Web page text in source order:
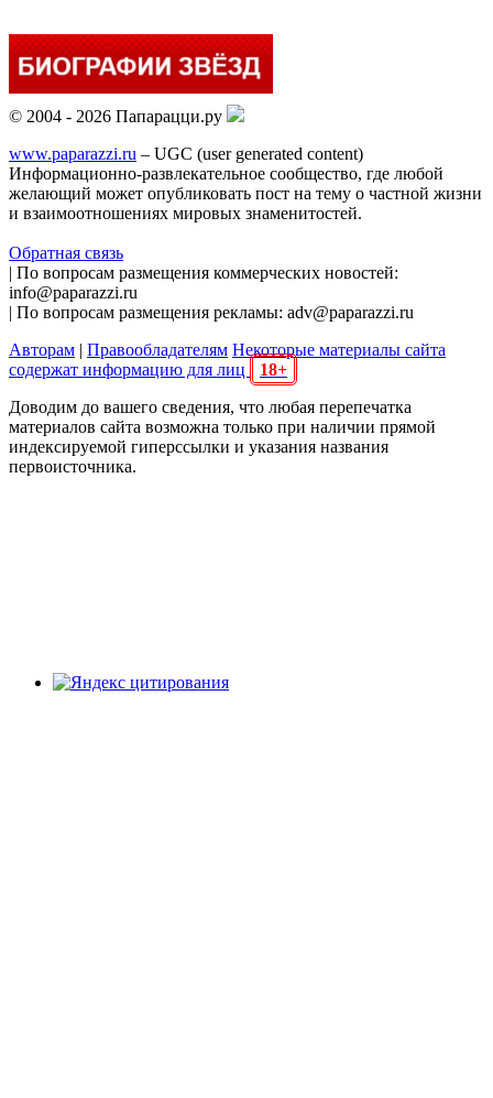
© 2004 - 2026 Папарацци.ру
www.paparazzi.ru – UGC (user generated content)
Информационно-развлекательное сообщество, где любой
желающий может опубликовать пост на тему о частной жизни
и взаимоотношениях мировых знаменитостей.
Обратная связь
| По вопросам размещения коммерческих новостей:
info@paparazzi.ru
| По вопросам размещения рекламы: adv@paparazzi.ru
Авторам | Правообладателям Некоторые материалы сайта
содержат информацию для лиц
18+
Доводим до вашего сведения, что любая перепечатка
материалов сайта возможна только при наличии прямой
индексируемой гиперссылки и указания названия
первоисточника.